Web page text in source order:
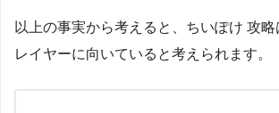
以上の事実から考えると、ちいぽけ 攻
レイヤーに向いていると考えられます。